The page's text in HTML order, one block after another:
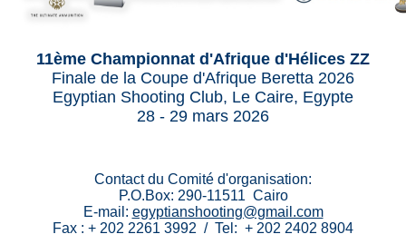
11ème Championnat d'Afrique d'Hélices ZZ
Finale de la Coupe d'Afrique Beretta 2026
Egyptian Shooting Club, Le Caire, Egypte
28 - 29 mars 2026
Contact du Comité d'organisation:
P.O.Box: 290-11511 Cairo
E-mail: egyptianshooting@gmail.com
Fax : + 202 2261 3992 / Tel: + 202 2402 8904